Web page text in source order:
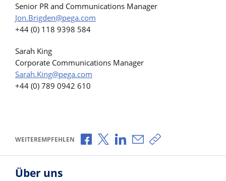
Senior PR and Communications Manager
Jon.Brigden@pega.com
+44 (0) 118 9398 584
Sarah King
Corporate Communications Manager
Sarah.King@pega.com
+44 (0) 789 0942 610
WEITEREMPFEHLEN Über Facebook teilen
Über X teilen
Über LinkedIn teilen
Über E-Mail teilen
Link zum Teilen
Über uns